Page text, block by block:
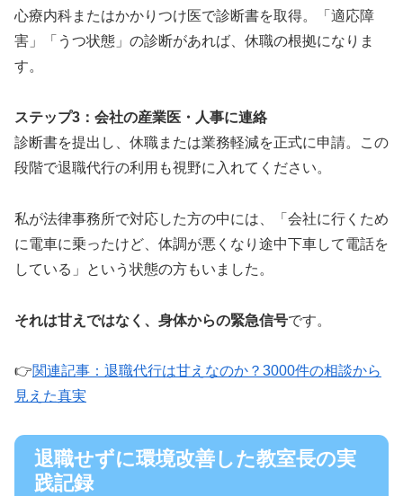
心療内科またはかかりつけ医で診断書を取得。「適応障
害」「うつ状態」の診断があれば、休職の根拠になりま
す。
ステップ3：会社の産業医・人事に連絡
診断書を提出し、休職または業務軽減を正式に申請。この
段階で退職代行の利用も視野に入れてください。
私が法律事務所で対応した方の中には、「会社に行くため
に電車に乗ったけど、体調が悪くなり途中下車して電話を
している」という状態の方もいました。
それは甘えではなく、身体からの緊急信号です。
👉関連記事：退職代行は甘えなのか？3000件の相談から
見えた真実
退職せずに環境改善した教室長の実
践記録